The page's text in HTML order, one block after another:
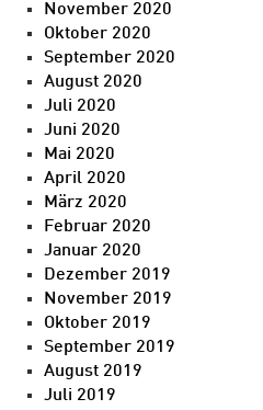
November 2020
Oktober 2020
September 2020
August 2020
Juli 2020
Juni 2020
Mai 2020
April 2020
März 2020
Februar 2020
Januar 2020
Dezember 2019
November 2019
Oktober 2019
September 2019
August 2019
Juli 2019